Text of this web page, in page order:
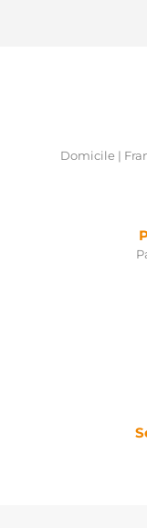
Domicile |